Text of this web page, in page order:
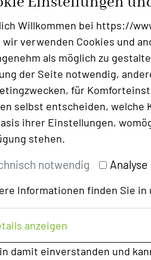
Willkommen bei https://
wir verwenden Cookies und
als möglich zu
der Seite notwendig,
für
selbst entscheiden, welche
ihrer Einstellungen,
stehen.
notwendig Analyse
Informationen finden Sie in
anzeigen
damit einverstanden und